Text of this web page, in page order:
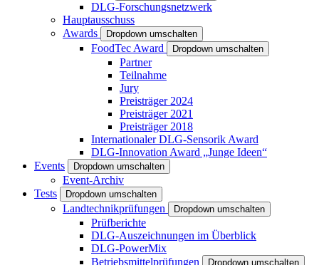
DLG-Forschungsnetzwerk
Hauptausschuss
Awards
Dropdown umschalten
FoodTec Award Dropdown umschalten
Partner
Teilnahme
Jury
Preisträger 2024
Preisträger 2021
Preisträger 2018
Internationaler DLG-Sensorik Award
DLG-Innovation Award „Junge Ideen“
Events
Dropdown umschalten
Event-Archiv
Tests
Dropdown umschalten
Landtechnikprüfungen Dropdown umschalten
Prüfberichte
DLG-Auszeichnungen im Überblick
DLG-PowerMix
Betriebsmittelprüfungen
Dropdown umschalten